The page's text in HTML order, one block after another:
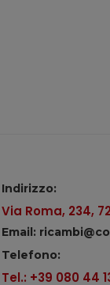
Indirizzo:
Via Roma, 234,
Email:
Telefono:
Tel.: +39 080 44